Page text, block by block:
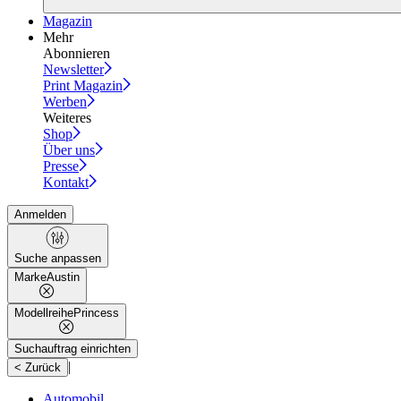
Magazin
Mehr
Abonnieren
Newsletter
Print Magazin
Werben
Weiteres
Shop
Über uns
Presse
Kontakt
Anmelden
Suche anpassen
MarkeAustin
ModellreihePrincess
Suchauftrag einrichten
< Zurück
|